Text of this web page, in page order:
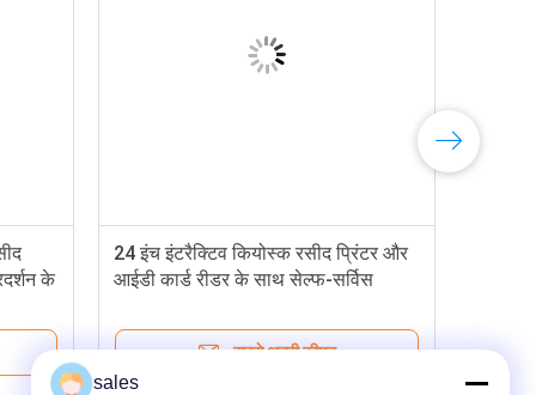
के
24 इंच इंटरैक्टिव कियोस्क रसीद प्रिंटर और
आईडी कार्ड रीडर के साथ सेल्फ-सर्विस
सबसे अच्छी कीमत
sales